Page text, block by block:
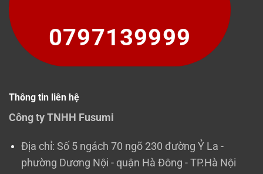
0797139999
Thông tin liên hệ
Công ty TNHH Fusumi
Địa chỉ: Số 5 ngách 70 ngõ 230 đường Ỷ La -
phường Dương Nội - quận Hà Đông - TP.Hà Nội